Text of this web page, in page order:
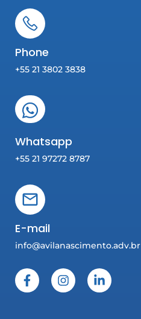
Phone
+55 21 3802 3838
Whatsapp
+55 21 97272 8787
E-mail
info@avilanascimento.adv.br
F
a
I
n
L
i